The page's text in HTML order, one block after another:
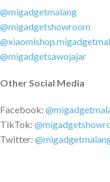
@migadgetmalang
@migadgetshowroom
@migadgetsawojajar
Other Social Media
Facebook:
TikTok:
Twitter: